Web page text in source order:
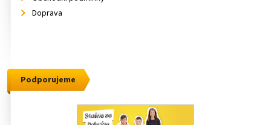
Doprava
Podporujeme